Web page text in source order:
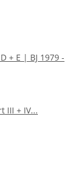
+ E | BJ 1979 -